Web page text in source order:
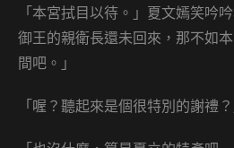
「本宮拭目以待。」夏文嫣笑吟
御王的親衛長還未回來，那不如
間吧。」
「喔？聽起來是個很特別的謝禮？